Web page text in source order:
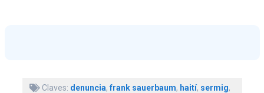
Claves: denuncia,frank sauerbaum, haití, sermig,